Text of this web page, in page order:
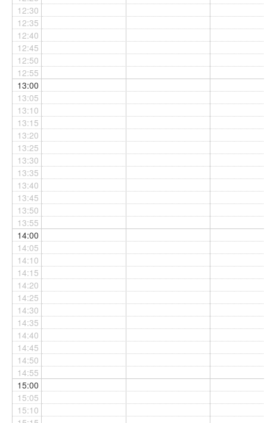
12:30
12:35
12:40
12:45
12:50
12:55
13:00
13:05
13:10
13:15
13:20
13:25
13:30
13:35
13:40
13:45
13:50
13:55
14:00
14:05
14:10
14:15
14:20
14:25
14:30
14:35
14:40
14:45
14:50
14:55
15:00
15:05
15:10